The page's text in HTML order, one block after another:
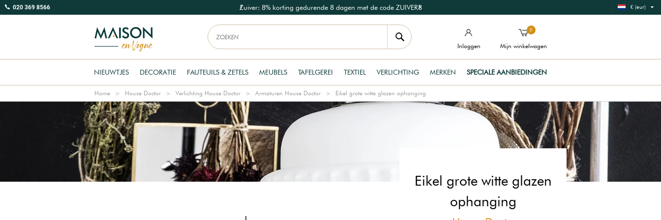
020 369 8566 Zuiver: 8% korting gedurende 8 dagen met de code ZUIVER8 € (eur)
Inloggen
0
Mijn winkelwagen
NIEUWTJES DECORATIE FAUTEUILS & ZETELS MEUBELS TAFELGEREI TEXTIEL VERLICHTING MERKEN SPECIALE AANBIEDINGEN
Home House Doctor Verlichting House Doctor Armaturen House Doctor Eikel grote witte glazen ophanging
Eikel grote witte glazen
ophanging